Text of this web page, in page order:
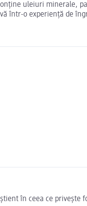
uleiuri minerale,
într-o experiență de
în ceea ce privește